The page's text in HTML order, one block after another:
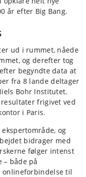
år efter Big Bang.
ud i rummet, nåede
og derefter tog
begyndte data at
fra 8 lande deltager
Bohr Institutet.
frigivet ved
i Paris.
og
bidrager med
følger intenst
både på
onlineforbindelse til